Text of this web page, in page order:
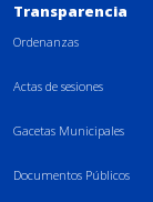
Transparencia
Ordenanzas
Actas de sesiones
Gacetas Municipales
Documentos Públicos